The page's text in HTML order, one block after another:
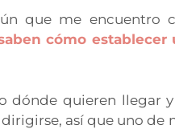
que me encuentro
cómo
dónde quieren llegar
así que uno de